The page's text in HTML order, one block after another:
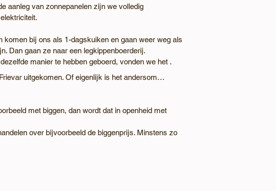
aanleg van zonnepanelen zijn we volledig
komen bij ons als 1-dagskuiken en gaan weer weg als
Dan gaan ze naar een legkippenboerderij.
manier te hebben geboerd, vonden we het .
uitgekomen. Of eigenlijk is het andersom…
met biggen, dan wordt dat in openheid met
over bijvoorbeeld de biggenprijs. Minstens zo